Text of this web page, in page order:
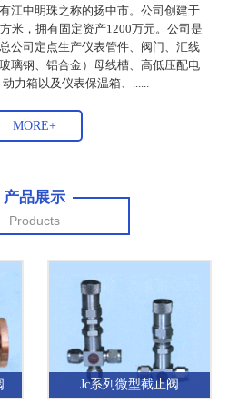
江中明珠之称的扬中市。公司创建于
米，拥有固定资产1200万元。公司是
公司定点生产仪表管件、阀门、汇线
璃钢、铝合金）母线槽、高低压配电
力箱以及仪表保温箱、......
MORE+
产品展示
Products
Jc系列微型截止阀